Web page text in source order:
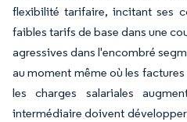
flexibilité tarifaire, incitant ses
faibles tarifs de base dans une
agressives dans l'encombré
au moment même où les
les charges salariales
intermédiaire doivent